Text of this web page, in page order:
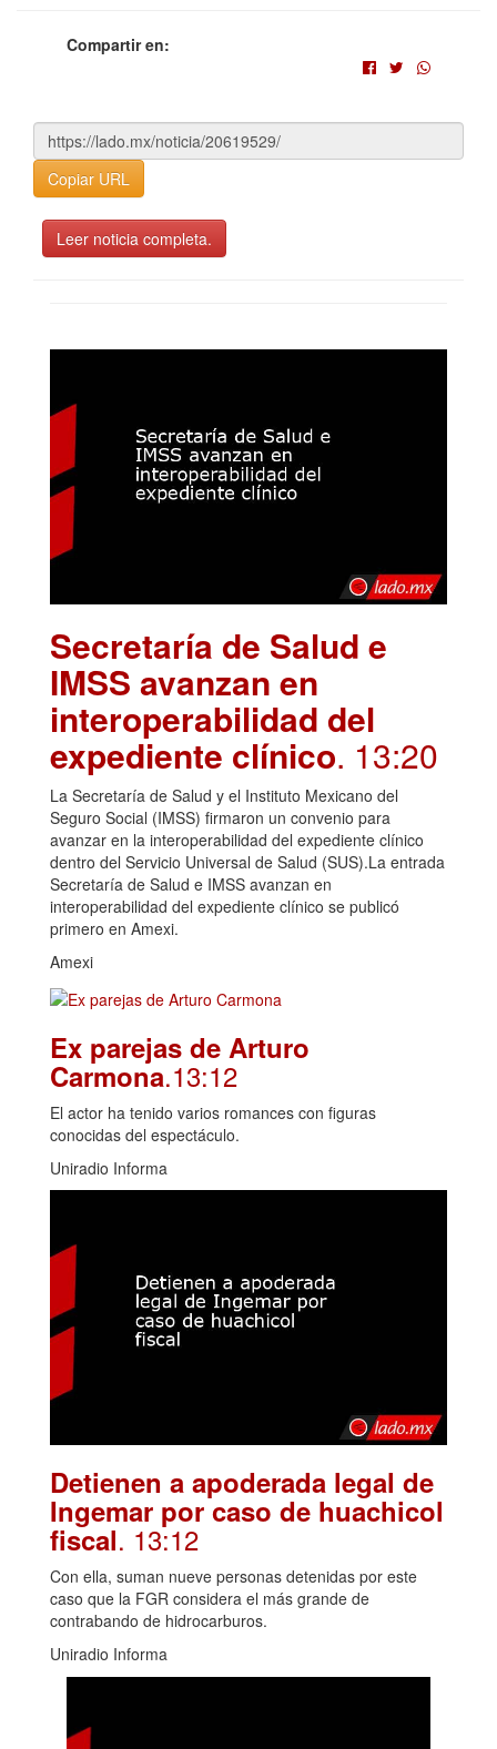
Compartir en:
Copiar URL
Leer noticia completa.
Secretaría de Salud e
IMSS avanzan en
interoperabilidad del
expediente clínico. 13:20
La Secretaría de Salud y el Instituto Mexicano del
Seguro Social (IMSS) firmaron un convenio para
avanzar en la interoperabilidad del expediente clínico
dentro del Servicio Universal de Salud (SUS).La entrada
Secretaría de Salud e IMSS avanzan en
interoperabilidad del expediente clínico se publicó
primero en Amexi.
Amexi
Ex parejas de Arturo
Carmona.13:12
El actor ha tenido varios romances con figuras
conocidas del espectáculo.
Uniradio Informa
Detienen a apoderada legal de
Ingemar por caso de huachicol
fiscal. 13:12
Con ella, suman nueve personas detenidas por este
caso que la FGR considera el más grande de
contrabando de hidrocarburos.
Uniradio Informa